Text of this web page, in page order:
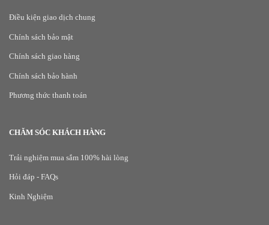
Điều kiện giao dịch chung
Chính sách bảo mật
Chính sách giao hàng
Chính sách bảo hành
Phương thức thanh toán
CHĂM SÓC KHÁCH HÀNG
Trải nghiệm mua sắm 100% hài lòng
Hỏi đáp - FAQs
Kinh Nghiệm